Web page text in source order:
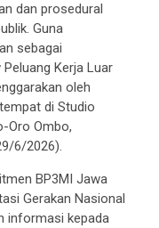
dan prosedural
Guna
sebagai
Kerja Luar
oleh
di Studio
Oro Ombo,
6/2026).
BP3MI Jawa
Gerakan Nasional
informasi kepada